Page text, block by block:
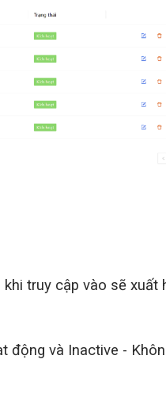
truy cập vào sẽ xuất
động và Inactive -